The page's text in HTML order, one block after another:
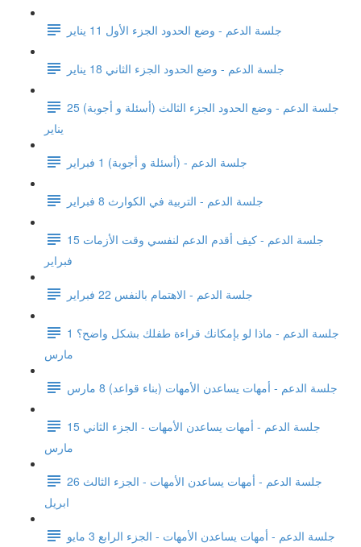
جلسة الدعم - وضع الحدود الجزء الأول 11 يناير
جلسة الدعم - وضع الحدود الجزء الثاني 18 يناير
جلسة الدعم - وضع الحدود الجزء الثالث (أسئلة و أجوبة) 25
يناير
جلسة الدعم - (أسئلة و أجوبة) 1 فبراير
جلسة الدعم - التربية في الكوارث 8 فبراير
جلسة الدعم - كيف أقدم الدعم لنفسي وقت الأزمات 15
فبراير
جلسة الدعم - الاهتمام بالنفس 22 فبراير
جلسة الدعم - ماذا لو بإمكانك قراءة طفلك بشكل واضح؟ 1
مارس
جلسة الدعم - أمهات يساعدن الأمهات (بناء قواعد) 8 مارس
جلسة الدعم - أمهات يساعدن الأمهات - الجزء الثاني 15
مارس
جلسة الدعم - أمهات يساعدن الأمهات - الجزء الثالث 26
ابريل
جلسة الدعم - أمهات يساعدن الأمهات - الجزء الرابع 3 مايو